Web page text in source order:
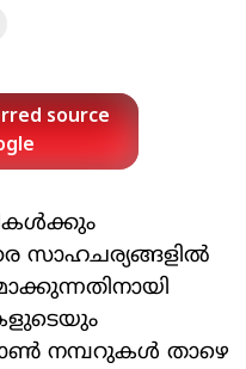
source
സാഹചര്യങ്ങളിൽ
നമ്പറുകൾ താഴെ